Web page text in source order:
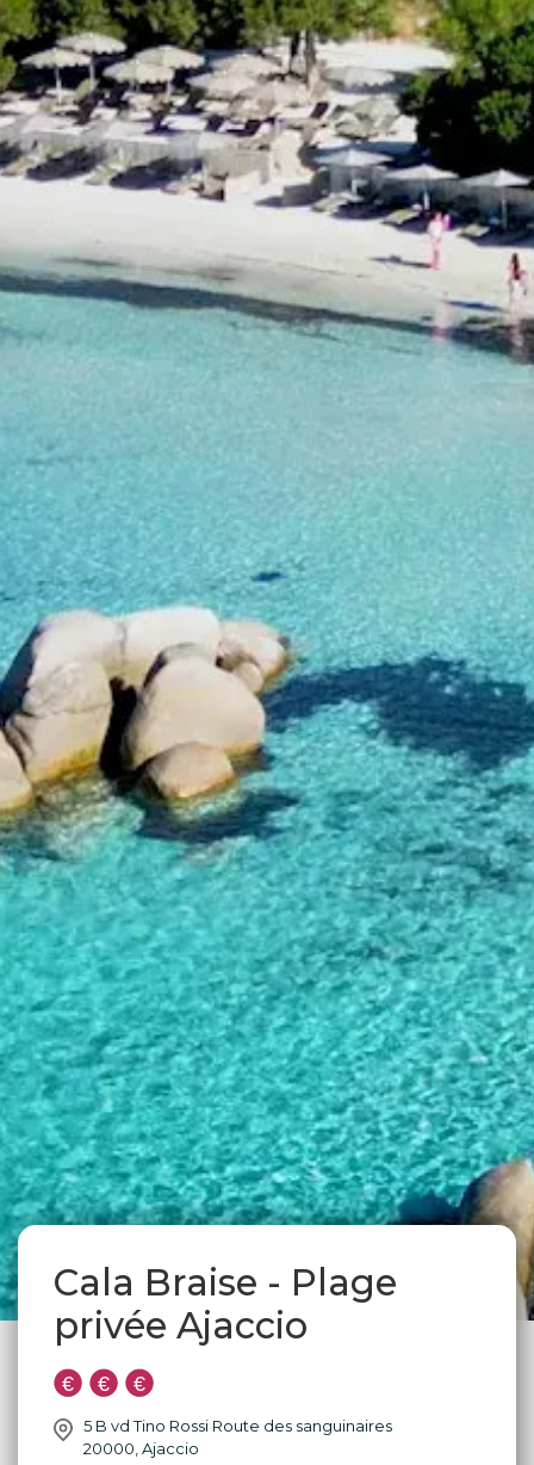
Cala Braise - Plage
privée Ajaccio
5 B vd Tino Rossi Route des sanguinaires
20000 Ajaccio